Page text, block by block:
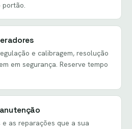
portão.
e calibragem, resolução
em segurança. Reserve tempo
as reparações que a sua